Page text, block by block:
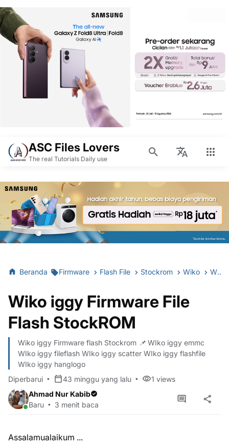
ASC Files Lovers
The real Tutorials Daily use
Beranda Firmware Flash File Stockrom Wiko Wiko iggy Firmware File Flash StockROM
Wiko iggy Firmware File
Flash StockROM
Wiko iggy Firmware flash Stockrom 📌 WIko iggy emmc
WIko iggy fileflash WIko iggy scatter WIko iggy flashfile
WIko iggy hanglogo
Diperbarui
43 minggu yang lalu 1 views
Ahmad Nur Kabib
Baru
3 menit baca
Assalamualaikum ...